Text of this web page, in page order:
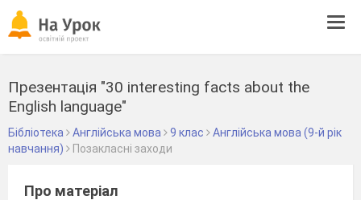
Презентація "30 interesting facts about the
English language"
Бібліотека Англійська мова 9 клас
Англійська мова (9-й рік
навчання)
Позакласні заходи
Про матеріал